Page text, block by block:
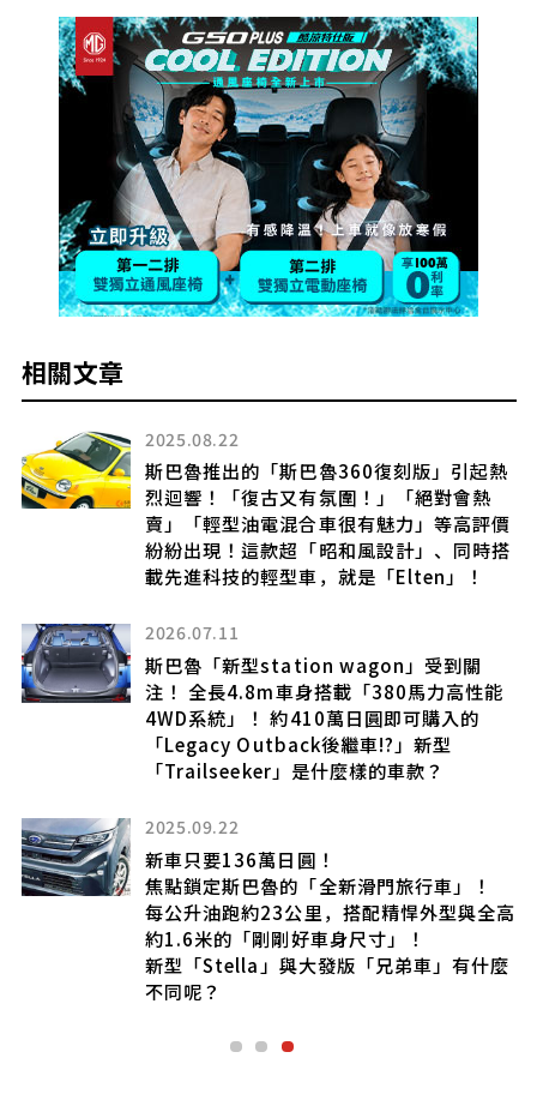
相關文章
2025.08.22
斯巴魯推出的「斯巴魯360復刻版」引起熱
烈迴響！「復古又有氛圍！」「絕對會熱
賣」「輕型油電混合車很有魅力」等高評價
紛紛出現！這款超「昭和風設計」、同時搭
載先進科技的輕型車，就是「Elten」！
2026.07.11
斯巴魯「新型station wagon」受到關
注！ 全長4.8m車身搭載「380馬力高性能
4WD系統」！ 約410萬日圓即可購入的
「Legacy Outback後繼車!?」新型
「Trailseeker」是什麼樣的車款？
2025.09.22
新車只要136萬日圓！
焦點鎖定斯巴魯的「全新滑門旅行車」！
每公升油跑約23公里，搭配精悍外型與全高
約1.6米的「剛剛好車身尺寸」！
新型「Stella」與大發版「兄弟車」有什麼
不同呢？